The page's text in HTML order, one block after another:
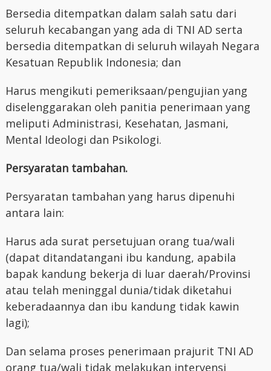
Bersedia ditempatkan dalam salah satu dari
seluruh kecabangan yang ada di TNI AD serta
bersedia ditempatkan di seluruh wilayah Negara
Kesatuan Republik Indonesia; dan
Harus mengikuti pemeriksaan/pengujian yang
diselenggarakan oleh panitia penerimaan yang
meliputi Administrasi, Kesehatan, Jasmani,
Mental Ideologi dan Psikologi.
Persyaratan tambahan.
Persyaratan tambahan yang harus dipenuhi
antara lain:
Harus ada surat persetujuan orang tua/wali
(dapat ditandatangani ibu kandung, apabila
bapak kandung bekerja di luar daerah/Provinsi
atau telah meninggal dunia/tidak diketahui
keberadaannya dan ibu kandung tidak kawin
lagi);
Dan selama proses penerimaan prajurit TNI AD
orang tua/wali tidak melakukan intervensi